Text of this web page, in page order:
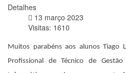
Detalhes
13 março 2023
Visitas: 1610
Muitos parabéns aos alunos Tiago
Profissional de Técnico de